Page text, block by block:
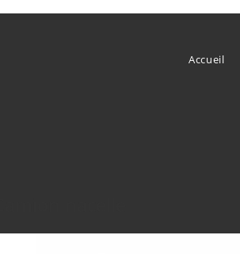
Accueil